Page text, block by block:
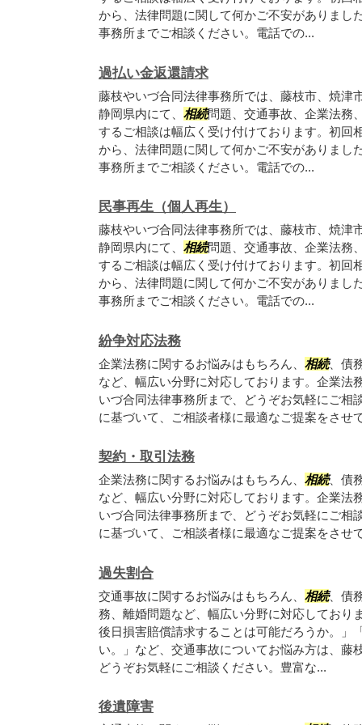
から、法律問題に関して何かご不安がありまし
事務所までご相談ください。電話での...
過払い金返還請求
藤枝やいづ合同法律事務所では、藤枝市、焼津
静岡県内にて、 相続問題、交通事故、企業法務
するご相談は幅広く受け付けております。初回
から、法律問題に関して何かご不安がありまし
事務所までご相談ください。電話での...
民事再生（個人再生）
藤枝やいづ合同法律事務所では、藤枝市、焼津
静岡県内にて、 相続問題、交通事故、企業法務
するご相談は幅広く受け付けております。初回
から、法律問題に関して何かご不安がありまし
事務所までご相談ください。電話での...
紛争対応法務
企業法務に関するお悩みはもちろん、 相続、債
など、幅広い分野に対応しております。企業法
いづ合同法律事務所まで、どうぞお気軽にご相
に基づいて、ご相談者様に最適なご提案をさせ
契約・取引法務
企業法務に関するお悩みはもちろん、 相続、債
など、幅広い分野に対応しております。企業法
いづ合同法律事務所まで、どうぞお気軽にご相
に基づいて、ご相談者様に最適なご提案をさせ
過失割合
交通事故に関するお悩みはもちろん、 相続、債
務、離婚問題など、幅広い分野に対応しており
後日損害賠償請求することは可能だろうか。」
い。」など、交通事故についてお悩み方は、藤
どうぞお気軽にご相談ください。豊富な...
後遺障害